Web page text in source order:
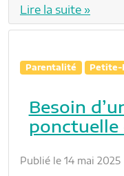
Lire la suite »
Parentalité Petite-
Besoin
ponctuelle
Publié le 14 mai 2025